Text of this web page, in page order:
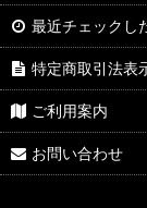
最近チェックし
特定商取引法表
ご利用案内
お問い合わせ